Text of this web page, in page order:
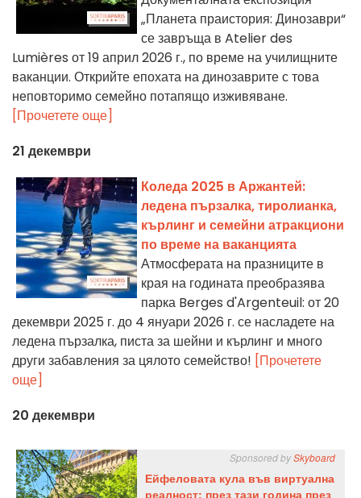
„Планета праистория: Динозаври“
се завръща в Atelier des
Lumières от 19 април 2026 г., по време на училищните
ваканции. Открийте епохата на динозаврите с това
неповторимо семейно потапящо изживяване.
[Прочетете още]
21 декември
Коледа 2025 в Аржантей:
ледена пързалка, тиролианка,
кърлинг и семейни атракциони
по време на ваканцията
Атмосферата на празниците в
края на годината преобразява
парка Berges d'Argenteuil: от 20
декември 2025 г. до 4 януари 2026 г. се насладете на
ледена пързалка, писта за шейни и кърлинг и много
други забавления за цялото семейство! [Прочетете
още]
20 декември